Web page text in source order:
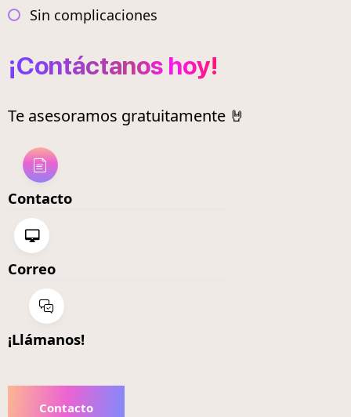
Sin complicaciones
¡Contáctanos hoy!
Te asesoramos gratuitamente 🤘
Contacto
Correo
¡Llámanos!
Contacto